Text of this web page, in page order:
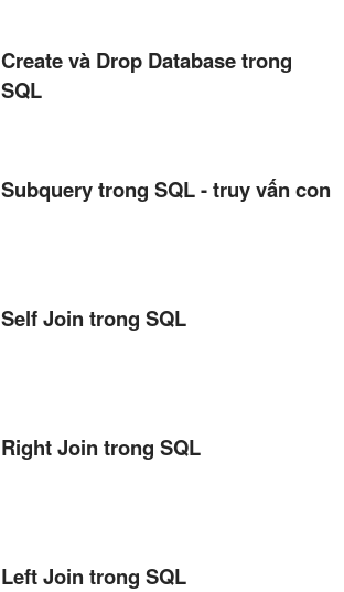
Create và Drop Database trong
SQL
Subquery trong SQL - truy vấn con
Self Join trong SQL
Right Join trong SQL
Left Join trong SQL